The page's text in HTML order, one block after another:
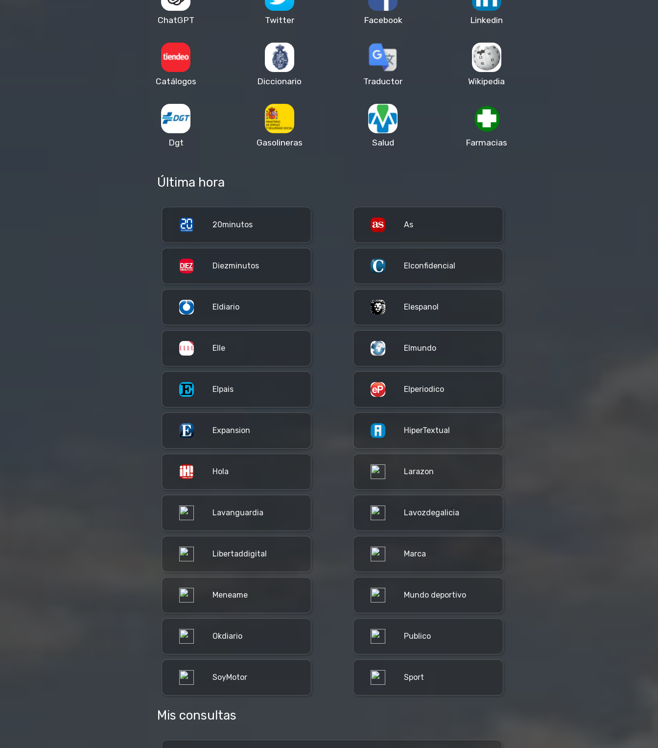
ChatGPT Twitter Facebook Linkedin
Catálogos Diccionario Traductor Wikipedia
Dgt Gasolineras Salud Farmacias
Última hora
20minutos As
Diezminutos Elconfidencial
Eldiario Elespanol
Elle Elmundo
Elpais Elperiodico
Expansion HiperTextual
Hola Larazon
Lavanguardia Lavozdegalicia
Libertaddigital Marca
Meneame Mundo deportivo
Okdiario Publico
SoyMotor Sport
Mis consultas